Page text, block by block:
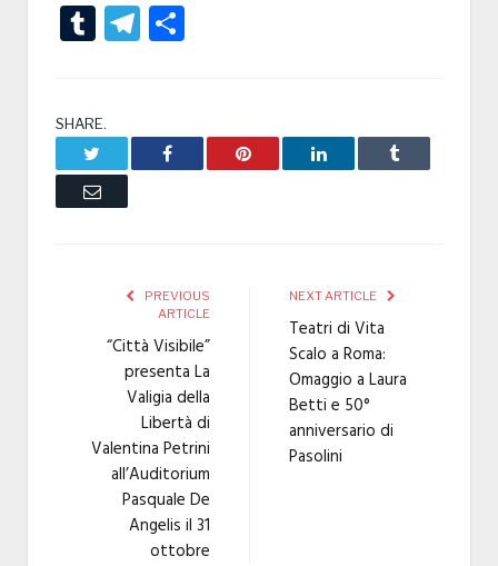
TumblrTelegram
SHARE.
Facebook Pinterest LinkedIn Tumblr
Email
PREVIOUS
ARTICLE
“Città Visibile”
presenta La
Valigia della
Libertà di
Valentina Petrini
all’Auditorium
Pasquale De
Angelis il 31
ottobre
NEXT ARTICLE
Teatri di Vita
Scalo a Roma:
Omaggio a Laura
Betti e 50°
anniversario di
Pasolini